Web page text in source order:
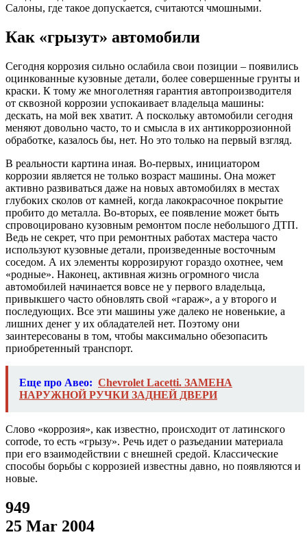
Салоны, где такое допускается, считаются чмошными.
Как «грызут» автомобили
Сегодня коррозия сильно ослабила свои позиции – появились
оцинкованные кузовные детали, более совершенные грунты и
краски. К тому же многолетняя гарантия автопроизводителя
от сквозной коррозии успокаивает владельца машины:
дескать, на мой век хватит. А поскольку автомобили сегодня
меняют довольно часто, то и смысла в их антикоррозионной
обработке, казалось бы, нет. Но это только на первый взгляд.
В реальности картина иная. Во-первых, инициатором
коррозии является не только возраст машины. Она может
активно развиваться даже на новых автомобилях в местах
глубоких сколов от камней, когда лакокрасочное покрытие
пробито до металла. Во-вторых, ее появление может быть
спровоцировано кузовным ремонтом после небольшого ДТП.
Ведь не секрет, что при ремонтных работах мастера часто
используют кузовные детали, произведенные восточным
соседом. А их элементы коррозируют гораздо охотнее, чем
«родные». Наконец, активная жизнь огромного числа
автомобилей начинается вовсе не у первого владельца,
привыкшего часто обновлять свой «гараж», а у второго и
последующих. Все эти машины уже далеко не новенькие, а
лишних денег у их обладателей нет. Поэтому они
заинтересованы в том, чтобы максимально обезопасить
приобретенный транспорт.
Еще про Авео: Chevrolet Lacetti. ЗАМЕНА
НАРУЖНОЙ РУЧКИ ЗАДНЕЙ ДВЕРИ
Слово «коррозия», как известно, происходит от латинского
corrode, то есть «грызу». Речь идет о разъедании материала
при его взаимодействии с внешней средой. Классические
способы борьбы с коррозией известны давно, но появляются и
новые.
949
25 Mar 2004